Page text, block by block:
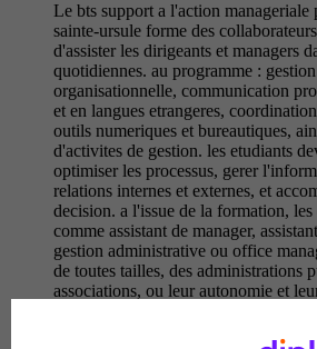
Le bts support a l'action manageriale
sainte-ursule forme des
d'assister les dirigeants et managers
quotidiennes. au programme :
organisationnelle, communication
et en langues etrangeres,
outils numeriques et bureautiques,
d'activites de gestion. les etudiants
optimiser les processus, gerer
relations internes et externes, et
decision. a l'issue de la formation,
comme assistant de manager,
gestion administrative ou office
de toutes tailles, des administrations
associations, ou leur autonomie et